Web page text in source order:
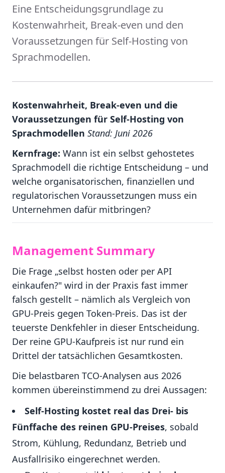
Eine Entscheidungsgrundlage zu
Kostenwahrheit, Break-even und den
Voraussetzungen für Self-Hosting von
Sprachmodellen.
Kostenwahrheit, Break-even und die
Voraussetzungen für Self-Hosting von
Sprachmodellen Stand: Juni 2026
Kernfrage: Wann ist ein selbst gehostetes
Sprachmodell die richtige Entscheidung – und
welche organisatorischen, finanziellen und
regulatorischen Voraussetzungen muss ein
Unternehmen dafür mitbringen?
Management Summary
Die Frage „selbst hosten oder per API
einkaufen?" wird in der Praxis fast immer
falsch gestellt – nämlich als Vergleich von
GPU-Preis gegen Token-Preis. Das ist der
teuerste Denkfehler in dieser Entscheidung.
Der reine GPU-Kaufpreis ist nur rund ein
Drittel der tatsächlichen Gesamtkosten.
Die belastbaren TCO-Analysen aus 2026
kommen übereinstimmend zu drei Aussagen:
Self-Hosting kostet real das Drei- bis
Fünffache des reinen GPU-Preises, sobald
Strom, Kühlung, Redundanz, Betrieb und
Ausfallrisiko eingerechnet werden.